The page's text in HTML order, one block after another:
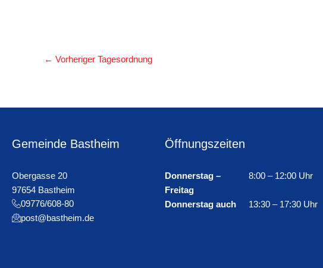
← Vorheriger Tagesordnung
Gemeinde Bastheim
Obergasse 20
97654 Bastheim
09776/608-80
post@bastheim.de
Öffnungszeiten
Donnerstag –
Freitag
8:00 – 12:00 Uhr
Donnerstag auch 13:30 – 17:30 Uhr